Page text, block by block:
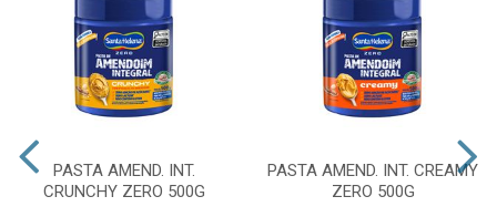
PASTA AMEND. INT.
CRUNCHY ZERO 500G
PASTA AMEND. INT. CREAMY
ZERO 500G